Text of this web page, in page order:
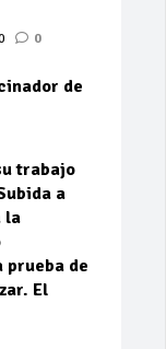
0
de
trabajo
a
la
de
El